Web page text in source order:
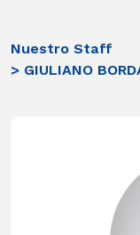
Nuestro Staff
> GIULIANO